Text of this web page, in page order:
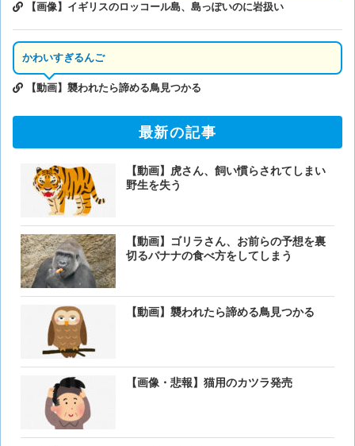
【画像】イギリスのロッコール島、島っぽいのに岩扱い
かわいすぎるんご
【動画】襲われたら諦める鳥見つかる
最新の記事
【動画】虎さん、飼い慣らされてしまい
野生を失う
【動画】ゴリラさん、お前らの予想を裏
切るバナナの食べ方をしてしまう
【動画】襲われたら諦める鳥見つかる
【画像・悲報】猫用のカツラ発売